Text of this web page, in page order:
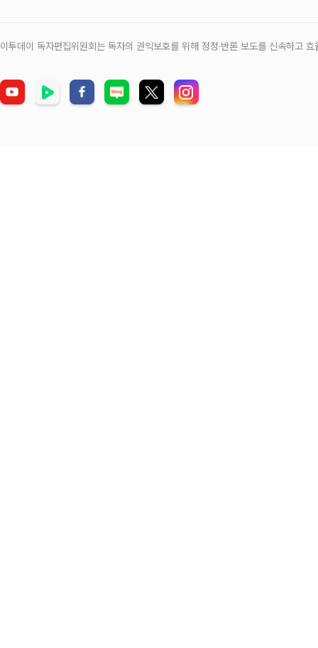
이투데이 독자편집위원회는 독자의 권익보호를 위해 정정‧반론 보도를 신속하고